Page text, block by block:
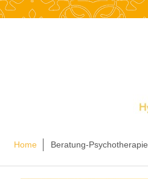
Home Beratung-Psychotherapie